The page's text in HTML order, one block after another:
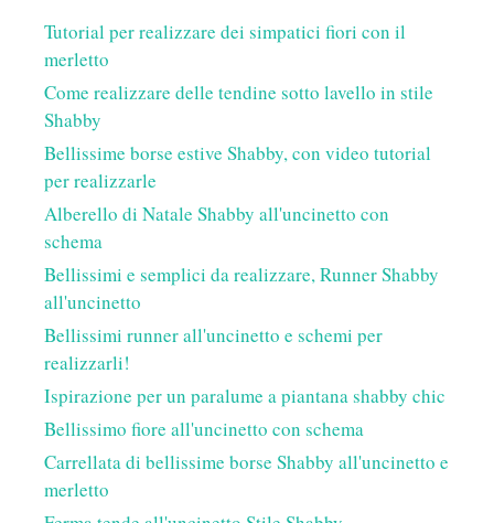
Tutorial per realizzare dei simpatici fiori con il
merletto
Come realizzare delle tendine sotto lavello in stile
Shabby
Bellissime borse estive Shabby, con video tutorial
per realizzarle
Alberello di Natale Shabby all'uncinetto con
schema
Bellissimi e semplici da realizzare, Runner Shabby
all'uncinetto
Bellissimi runner all'uncinetto e schemi per
realizzarli!
Ispirazione per un paralume a piantana shabby chic
Bellissimo fiore all'uncinetto con schema
Carrellata di bellissime borse Shabby all'uncinetto e
merletto